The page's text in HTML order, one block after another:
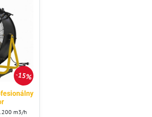
15%
m3/h